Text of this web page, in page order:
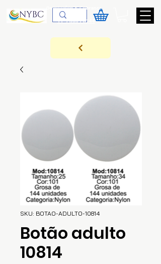
Devoluções & Cobrança
11-9-3089-3144
SKU: BOTAO-ADULTO-10814
Botão adulto
10814